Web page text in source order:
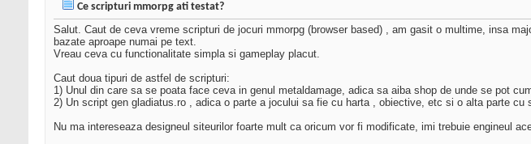
Ce scripturi mmorpg ati testat?
Salut. Caut de ceva vreme scripturi de jocuri mmorpg (browser based) , am gasit o multime, insa
bazate aproape numai pe text.
Vreau ceva cu functionalitate simpla si gameplay placut.
Caut doua tipuri de astfel de scripturi:
1) Unul din care sa se poata face ceva in genul metaldamage, adica sa aiba shop de unde se pot
2) Un script gen gladiatus.ro , adica o parte a jocului sa fie cu harta , obiective, etc si o alta parte cu
Nu ma intereseaza designeul siteurilor foarte mult ca oricum vor fi modificate, imi trebuie engineul